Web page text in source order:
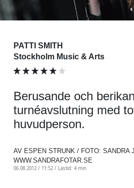
PATTI SMITH
Stockholm Music & Arts
Berusande och
turnéavslutning med
huvudperson.
AV ESPEN STRUNK / FOTO: SANDRA
WWW.SANDRAFOTAR.SE
06.08.2012 / 11:52 / Lästid: 4 min